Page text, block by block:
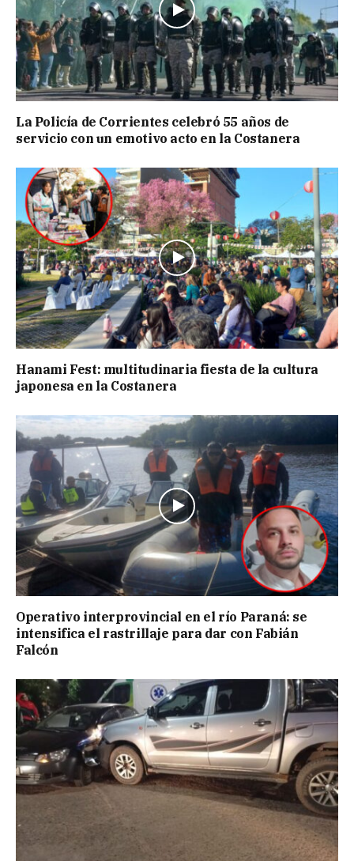
La Policía de Corrientes celebró 55 años de
servicio con un emotivo acto en la Costanera
Hanami Fest: multitudinaria fiesta de la cultura
japonesa en la Costanera
Operativo interprovincial en el río Paraná: se
intensifica el rastrillaje para dar con Fabián
Falcón